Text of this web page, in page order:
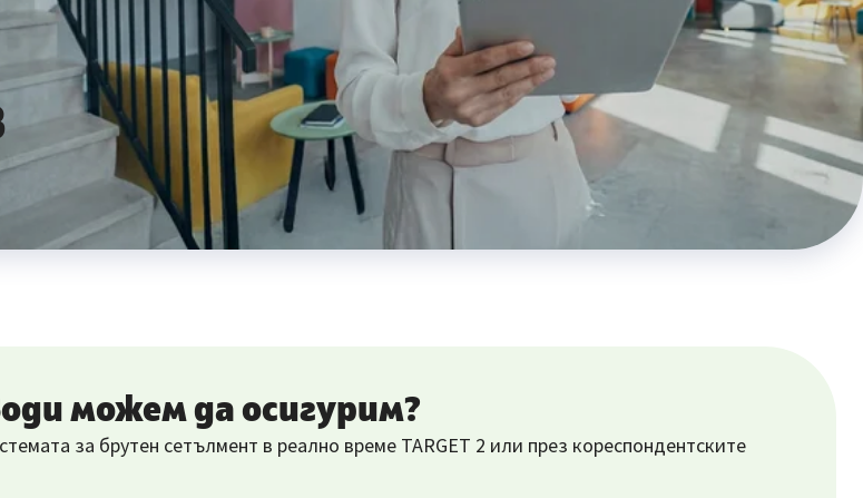
можем да осигурим?
за брутен сетълмент в реално време TARGET 2 или през кореспондентските